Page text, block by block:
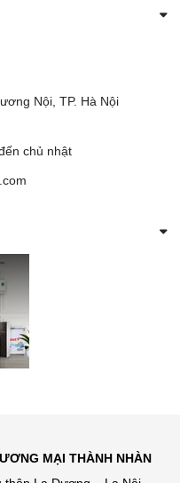
Nội, TP. Hà Nội
chủ nhật
MẠI THÀNH NHÀN